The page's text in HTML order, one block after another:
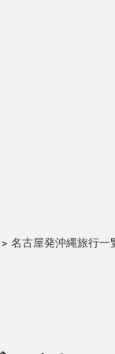
> 名古屋発沖縄旅行一